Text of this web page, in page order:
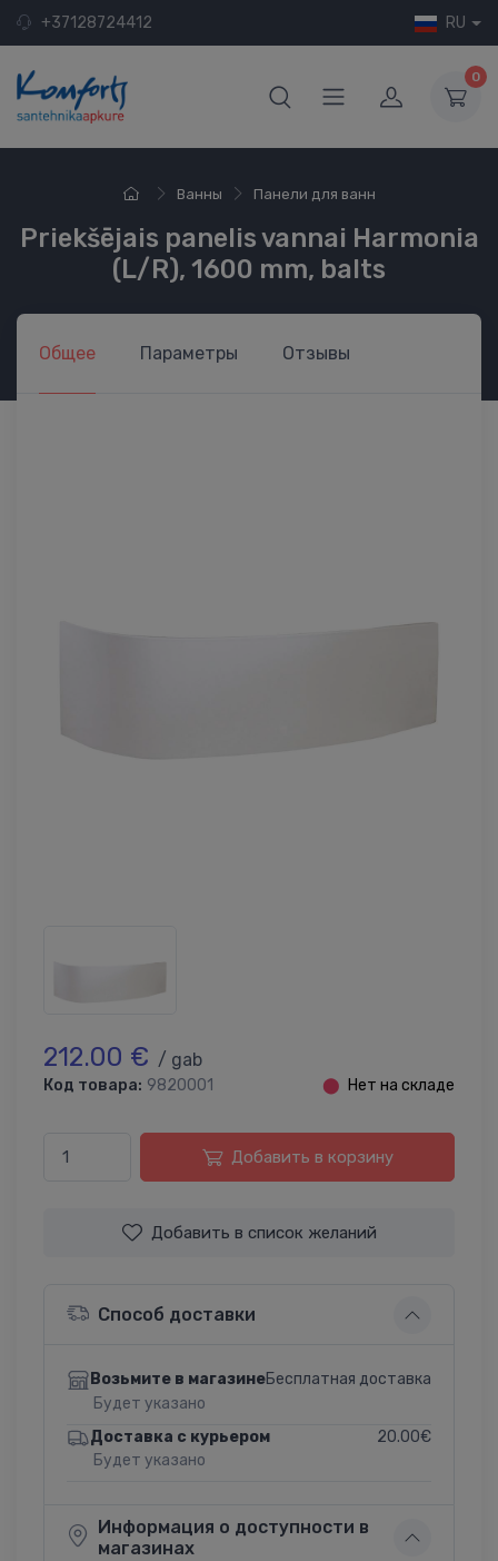
+37128724412 RU
0
Ванны Панели для ванн
Priekšējais panelis vannai Harmonia
(L/R), 1600 mm, balts
Общее Параметры Отзывы
212.00 € / gab
Код товара: 9820001 ⬤ Нет на складе
Добавить в корзину
Добавить в список желаний
Способ доставки
Возьмите в магазине
Будет указано
Бесплатная доставка
Доставка с курьером
Будет указано
20.00€
Информация о доступности в
магазинах